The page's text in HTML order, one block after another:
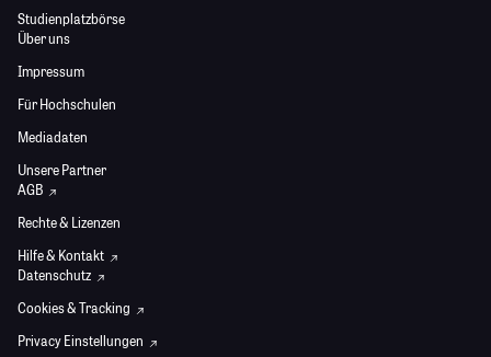
Studienplatzbörse
Über uns
Impressum
Für Hochschulen
Mediadaten
Unsere Partner
AGB
Rechte & Lizenzen
Hilfe & Kontakt
Datenschutz
Cookies & Tracking
Privacy Einstellungen